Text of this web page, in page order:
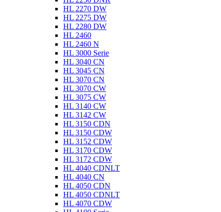
HL 2270 DW
HL 2275 DW
HL 2280 DW
HL 2460
HL 2460 N
HL 3000 Serie
HL 3040 CN
HL 3045 CN
HL 3070 CN
HL 3070 CW
HL 3075 CW
HL 3140 CW
HL 3142 CW
HL 3150 CDN
HL 3150 CDW
HL 3152 CDW
HL 3170 CDW
HL 3172 CDW
HL 4040 CDNLT
HL 4040 CN
HL 4050 CDN
HL 4050 CDNLT
HL 4070 CDW